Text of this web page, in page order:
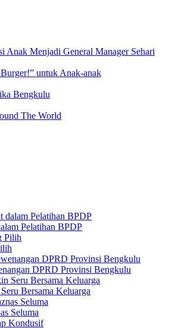
Anak Menjadi General Manager Sehari
untuk Anak-anak
Bengkulu
The World
Pelatihan BPDP
DPRD Provinsi Bengkulu
Bersama Keluarga
Seluma